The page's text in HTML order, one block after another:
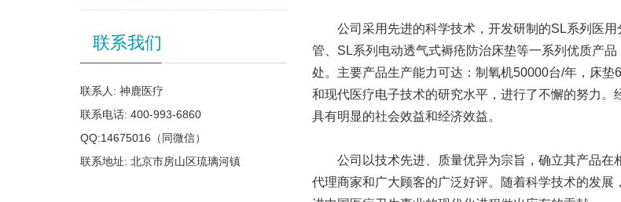
公司采用先进的科学技术，开发研制的SL系列医用
管、SL系列电动透气式褥疮防治床垫等一系列优质产
处。主要产品生产能力可达：制氧机50000台/年，床
和现代医疗电子技术的研究水平，进行了不懈的努力。
具有明显的社会效益和经济效益。
公司以技术先进、质量优异为宗旨，确立其产品在
代理商家和广大顾客的广泛好评。随着科学技术的发
联系我们
联系人: 神鹿医疗
联系电话: 400-993-6860
QQ:14675016（同微信）
联系地址: 北京市房山区琉璃河镇